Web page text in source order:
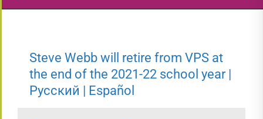
Steve Webb will retire from VPS at
the end of the 2021-22 school year |
Русский | Español